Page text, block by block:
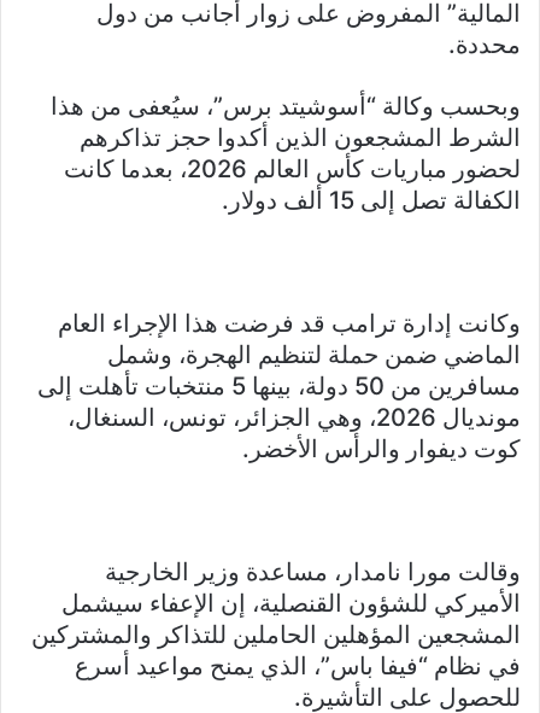
المالية” المفروض على زوار أجانب من دول
محددة.
وبحسب وكالة “أسوشيتد برس”، سيُعفى من هذا
الشرط المشجعون الذين أكدوا حجز تذاكرهم
لحضور مباريات كأس العالم 2026، بعدما كانت
الكفالة تصل إلى 15 ألف دولار.
وكانت إدارة ترامب قد فرضت هذا الإجراء العام
الماضي ضمن حملة لتنظيم الهجرة، وشمل
مسافرين من 50 دولة، بينها 5 منتخبات تأهلت إلى
مونديال 2026، وهي الجزائر، تونس، السنغال،
كوت ديفوار والرأس الأخضر.
وقالت مورا نامدار، مساعدة وزير الخارجية
الأميركي للشؤون القنصلية، إن الإعفاء سيشمل
المشجعين المؤهلين الحاملين للتذاكر والمشتركين
في نظام “فيفا باس”، الذي يمنح مواعيد أسرع
للحصول على التأشيرة.